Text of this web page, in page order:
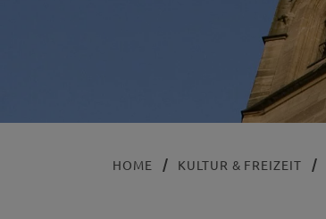
HOME KULTUR & FREIZEIT